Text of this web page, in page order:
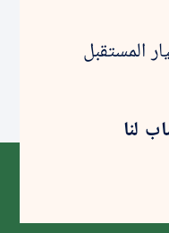
المستقبل
لنا